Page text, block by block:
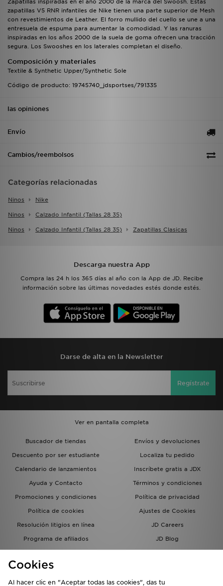
Zapatillas inspiradas en el año 2000 de la marca del Swoosh. Estas
zapatillas V5 RNR infantiles de Nike tienen una parte superior de Mesh
con revestimientos de Leather. El forro mullido del cuello se une a una
entresuela de espuma para aumentar la comodidad. Y las ranuras
inspiradas en los años 2000 de la suela de goma ofrecen una tracción
segura. Los Swooshes en los laterales completan el diseño.
Composición y materiales
Textile & Synthetic Upper/Synthetic Sole
Código de producto: 19745740_jdsportses/791335
las opiniones
Envío
Cambios/reembolsos
Categorías relacionadas
Ninos Nike
Ninos Calzado Infantil (tallas 28 35)
Ninos Calzado Infantil (tallas 28 35) Zapatillas Clasicas
Descarga nuestra App
Compra las 24 h los 365 días al año con la App de JD. Recibe
información sobre las últimas novedades estés donde estés.
Darse de alta en la Newsletter
Regístrate
Ver en pantalla completa
Buscador de tiendas
Envíos y devoluciones
Descuento por ser estudiante
Localiza tu pedido
Calendario de lanzamientos
Inscríbete gratis a JDX
Ayuda y Contacto
Términos y condiciones
Promociones y condiciones
Política de privacidad
Política de cookies
Ajustes de Cookies
Resolución litigios en línea
JD Careers
Programa de afiliados
JD Blog
del grupo JD - Whistleblowing
Cookies
Al hacer clic en "Aceptar todas las cookies", das tu